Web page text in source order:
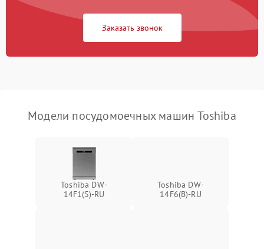
Сбои в работе таймера 1700 ₽
Заказать звонок
Модели посудомоечных машин Toshiba
Toshiba DW-
14F1(S)-RU
Toshiba DW-
14F6(B)-RU